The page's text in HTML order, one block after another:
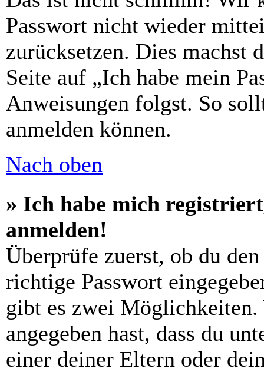
Passwort nicht wieder
zurücksetzen. Dies machst
Seite auf „Ich habe mein
Anweisungen folgst. So
anmelden können.
Nach oben
» Ich habe mich
anmelden!
Überprüfe zuerst, ob du
richtige Passwort
gibt es zwei
angegeben hast, dass du
einer deiner Eltern oder